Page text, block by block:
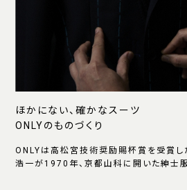
ほかにない、確かなスーツ
ONLYのものづくり
ONLYは高松宮技術奨励賜杯賞を受賞し
浩一が1970年、京都山科に開いた紳士服